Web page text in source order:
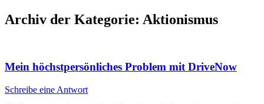
Archiv der Kategorie: Aktionismus
Mein höchstpersönliches Problem mit DriveNow
Schreibe eine Antwort